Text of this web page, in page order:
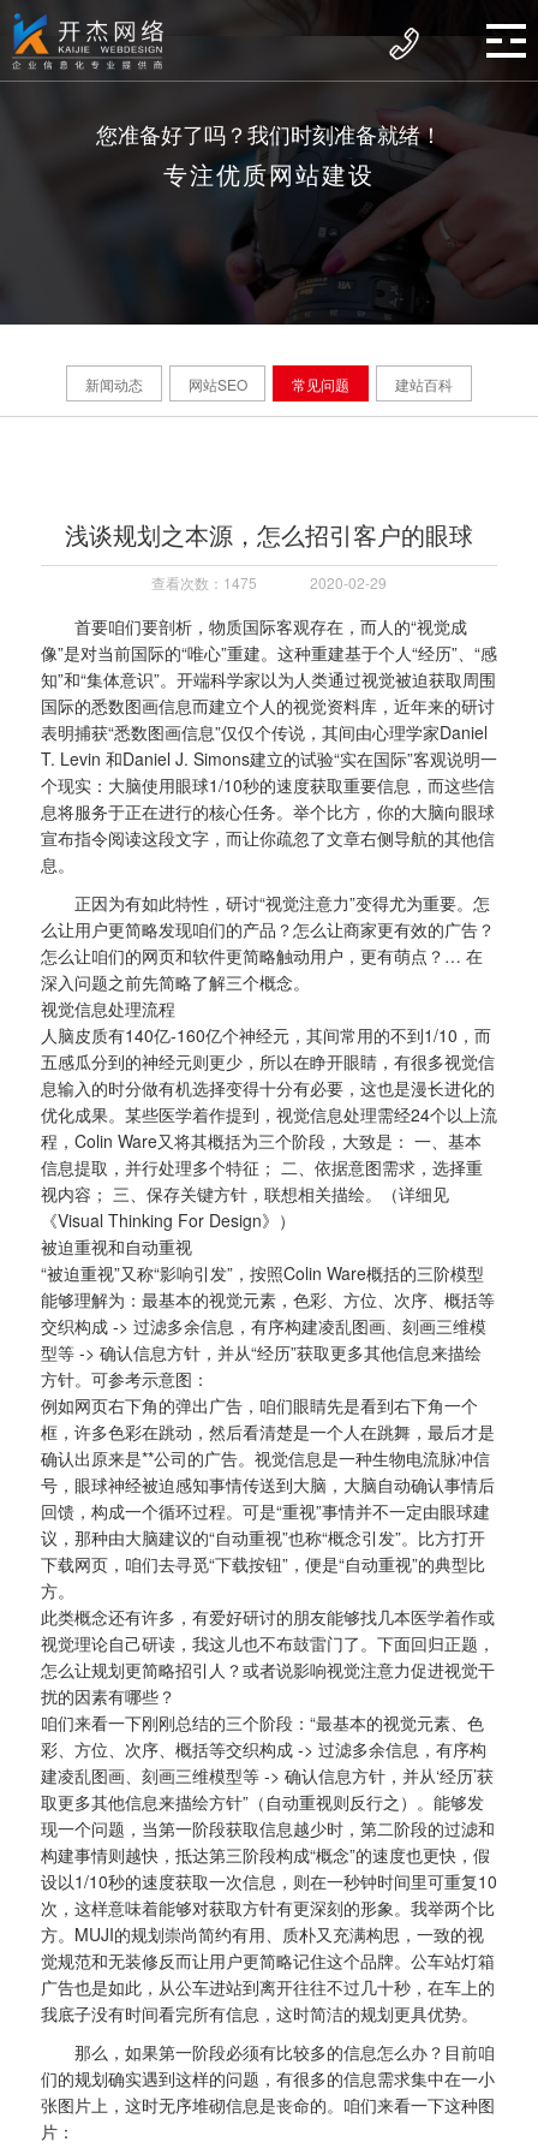
您准备好了吗？我们时刻准备就绪！
专注优质网站建设
新闻动态 网站SEO 常见问题 建站百科
浅谈规划之本源，怎么招引客户的眼球
查看次数：1475 2020-02-29
首要咱们要剖析，物质国际客观存在，而人的“视觉成
像”是对当前国际的“唯心”重建。这种重建基于个人“经历”、“感
知”和“集体意识”。开端科学家以为人类通过视觉被迫获取周围
国际的悉数图画信息而建立个人的视觉资料库，近年来的研讨
表明捕获“悉数图画信息”仅仅个传说，其间由心理学家Daniel
T. Levin 和Daniel J. Simons建立的试验“实在国际”客观说明一
个现实：大脑使用眼球1/10秒的速度获取重要信息，而这些信
息将服务于正在进行的核心任务。举个比方，你的大脑向眼球
宣布指令阅读这段文字，而让你疏忽了文章右侧导航的其他信
息。
正因为有如此特性，研讨“视觉注意力”变得尤为重要。怎
么让用户更简略发现咱们的产品？怎么让商家更有效的广告？
怎么让咱们的网页和软件更简略触动用户，更有萌点？… 在
深入问题之前先简略了解三个概念。
视觉信息处理流程
人脑皮质有140亿-160亿个神经元，其间常用的不到1/10，而
五感瓜分到的神经元则更少，所以在睁开眼睛，有很多视觉信
息输入的时分做有机选择变得十分有必要，这也是漫长进化的
优化成果。某些医学着作提到，视觉信息处理需经24个以上流
程，Colin Ware又将其概括为三个阶段，大致是： 一、基本
信息提取，并行处理多个特征； 二、依据意图需求，选择重
视内容； 三、保存关键方针，联想相关描绘。（详细见
《Visual Thinking For Design》）
被迫重视和自动重视
“被迫重视”又称“影响引发”，按照Colin Ware概括的三阶模型
能够理解为：最基本的视觉元素，色彩、方位、次序、概括等
交织构成 -> 过滤多余信息，有序构建凌乱图画、刻画三维模
型等 -> 确认信息方针，并从“经历”获取更多其他信息来描绘
方针。可参考示意图：
例如网页右下角的弹出广告，咱们眼睛先是看到右下角一个
框，许多色彩在跳动，然后看清楚是一个人在跳舞，最后才是
确认出原来是**公司的广告。视觉信息是一种生物电流脉冲信
号，眼球神经被迫感知事情传送到大脑，大脑自动确认事情后
回馈，构成一个循环过程。可是“重视”事情并不一定由眼球建
议，那种由大脑建议的“自动重视”也称“概念引发”。比方打开
下载网页，咱们去寻觅“下载按钮”，便是“自动重视”的典型比
方。
此类概念还有许多，有爱好研讨的朋友能够找几本医学着作或
视觉理论自己研读，我这儿也不布鼓雷门了。下面回归正题，
怎么让规划更简略招引人？或者说影响视觉注意力促进视觉干
扰的因素有哪些？
咱们来看一下刚刚总结的三个阶段：“最基本的视觉元素、色
彩、方位、次序、概括等交织构成 -> 过滤多余信息，有序构
建凌乱图画、刻画三维模型等 -> 确认信息方针，并从‘经历’获
取更多其他信息来描绘方针”（自动重视则反行之）。能够发
现一个问题，当第一阶段获取信息越少时，第二阶段的过滤和
构建事情则越快，抵达第三阶段构成“概念”的速度也更快，假
设以1/10秒的速度获取一次信息，则在一秒钟时间里可重复10
次，这样意味着能够对获取方针有更深刻的形象。我举两个比
方。MUJI的规划崇尚简约有用、质朴又充满构思，一致的视
觉规范和无装修反而让用户更简略记住这个品牌。公车站灯箱
广告也是如此，从公车进站到离开往往不过几十秒，在车上的
我底子没有时间看完所有信息，这时简洁的规划更具优势。
那么，如果第一阶段必须有比较多的信息怎么办？目前咱
们的规划确实遇到这样的问题，有很多的信息需求集中在一小
张图片上，这时无序堆砌信息是丧命的。咱们来看一下这种图
片：